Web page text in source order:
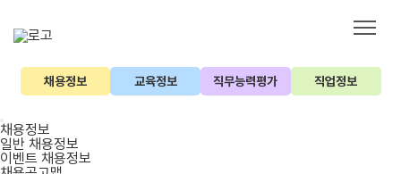
채용정보 교육정보 직무능력평가 직업정보
채용정보
일반 채용정보
이벤트 채용정보